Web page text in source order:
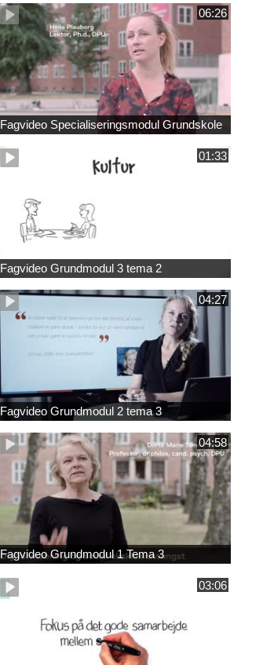
06:26
Fagvideo Specialiseringsmodul Grundskole
01:33
Fagvideo Grundmodul 3 tema 2
04:27
Fagvideo Grundmodul 2 tema 3
04:58
Fagvideo Grundmodul 1 Tema 3
03:06